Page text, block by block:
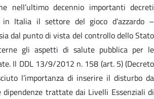
nell’ultimo decennio importanti decreti
in Italia il settore del gioco d’azzardo –
dal punto di vista del controllo dello Stato
gli aspetti di salute pubblica per le
Il DDL 13/9/2012 n. 158 (art. 5) (Decreto
l’importanza di inserire il disturbo da
dipendenze trattate dai Livelli Essenziali di